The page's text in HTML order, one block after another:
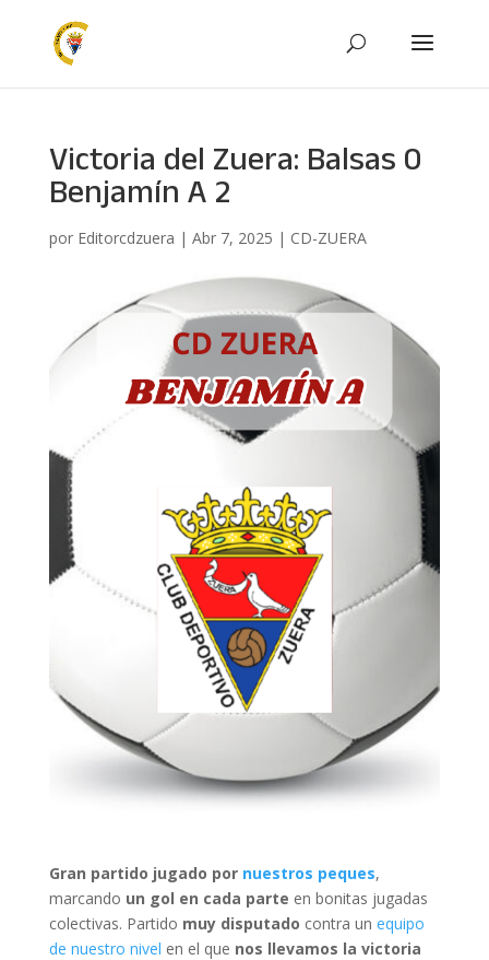
Victoria del Zuera: Balsas 0
Benjamín A 2
por Editorcdzuera | Abr 7, 2025 | CD-ZUERA
Gran partido jugado por nuestros peques,
marcando un gol en cada parte en bonitas jugadas
colectivas. Partido muy disputado contra un equipo
de nuestro nivel en el que nos llevamos la victoria